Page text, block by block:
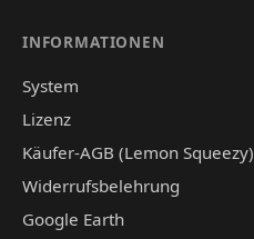
INFORMATIONEN
System
Lizenz
Käufer-AGB (Lemon Squeezy)
Widerrufsbelehrung
Google Earth